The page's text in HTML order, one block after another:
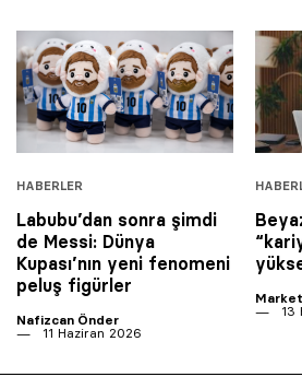
HABERLER
Labubu’dan sonra şimdi
de Messi: Dünya
Kupası’nın yeni fenomeni
peluş figürler
Nafizcan Önder
11 Haziran 2026
13